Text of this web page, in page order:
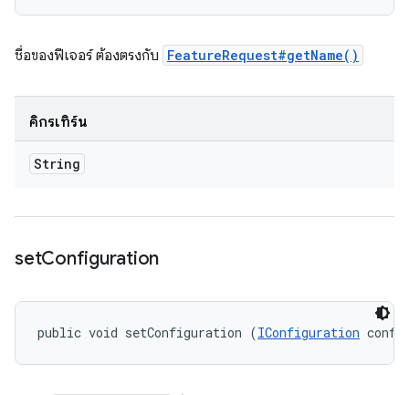
ชื่อของฟีเจอร์ ต้องตรงกับ FeatureRequest#getName()
คิกรีเทิร์น
String
setConfiguration
public void setConfiguration (IConfiguration